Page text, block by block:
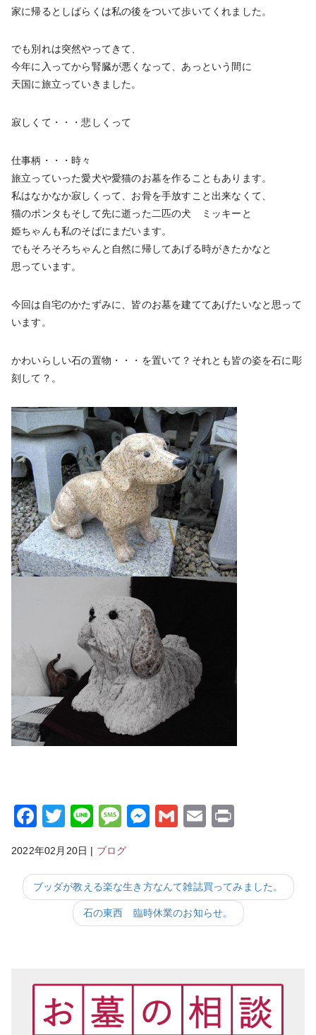
家に帰るとしばらくは私の後をついて歩いてくれました。
でも別れは突然やってきて、
今年に入ってから腎臓が悪くなって、あっという間に
天国に旅立っていきました。
寂しくて・・・悲しくって
仕事柄・・・時々
旅立っていった愛犬や愛猫のお墓を作ることもあります。
私はなかなか寂しくって、お骨を手放すこと出来なくて、
猫のポンタもそして先に逝った二匹の犬 ミッキーと
姫ちゃんも私のそばにまだいます。
でもそろそろちゃんと自然に帰してあげる時がきたかなと
思っています。
今回は自宅のかたずみに、皆のお墓を建ててあげたいなと思って
います。
かわいらしい石の置物・・・を置いて？それとも皆の姿を石に彫
刻して？。
Facebook
Twitter
LineMessage
Messenger
GmailEmail
2022年02月20日 | ブログ
ブッダが教える楽な生き方なんて雑誌買ってみました。
石の東西 臨時休業のお知らせ。